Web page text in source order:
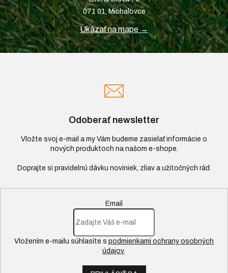
071 01, Michalovce
Ukázať na mape →
Odoberať newsletter
Vložte svoj e-mail a my Vám budeme zasielať informácie o
nových produktoch na našom e-shope.
Email
Vložením e-mailu súhlasíte s podmienkami ochrany osobných
údajov.